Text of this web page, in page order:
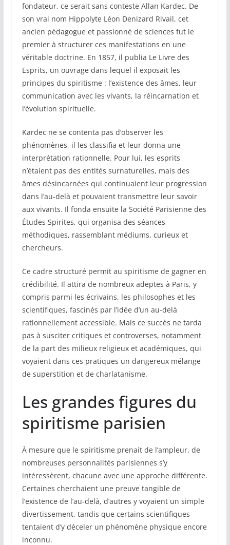
fondateur, ce serait sans conteste Allan Kardec. De
son vrai nom Hippolyte Léon Denizard Rivail, cet
ancien pédagogue et passionné de sciences fut le
premier à structurer ces manifestations en une
véritable doctrine. En 1857, il publia Le Livre des
Esprits, un ouvrage dans lequel il exposait les
principes du spiritisme : l’existence des âmes, leur
communication avec les vivants, la réincarnation et
l’évolution spirituelle.
Kardec ne se contenta pas d’observer les
phénomènes, il les classifia et leur donna une
interprétation rationnelle. Pour lui, les esprits
n’étaient pas des entités surnaturelles, mais des
âmes désincarnées qui continuaient leur progression
dans l’au-delà et pouvaient transmettre leur savoir
aux vivants. Il fonda ensuite la Société Parisienne des
Études Spirites, qui organisa des séances
méthodiques, rassemblant médiums, curieux et
chercheurs.
Ce cadre structuré permit au spiritisme de gagner en
crédibilité. Il attira de nombreux adeptes à Paris, y
compris parmi les écrivains, les philosophes et les
scientifiques, fascinés par l’idée d’un au-delà
rationnellement accessible. Mais ce succès ne tarda
pas à susciter critiques et controverses, notamment
de la part des milieux religieux et académiques, qui
voyaient dans ces pratiques un dangereux mélange
de superstition et de charlatanisme.
Les grandes figures du
spiritisme parisien
À mesure que le spiritisme prenait de l’ampleur, de
nombreuses personnalités parisiennes s’y
intéressèrent, chacune avec une approche différente.
Certaines cherchaient une preuve tangible de
l’existence de l’au-delà, d’autres y voyaient un simple
divertissement, tandis que certains scientifiques
tentaient d’y déceler un phénomène physique encore
inconnu.